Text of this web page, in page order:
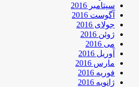
سپتامبر 2016
آگوست 2016
جولای 2016
ژوئن 2016
می 2016
آوریل 2016
مارس 2016
فوریه 2016
ژانویه 2016